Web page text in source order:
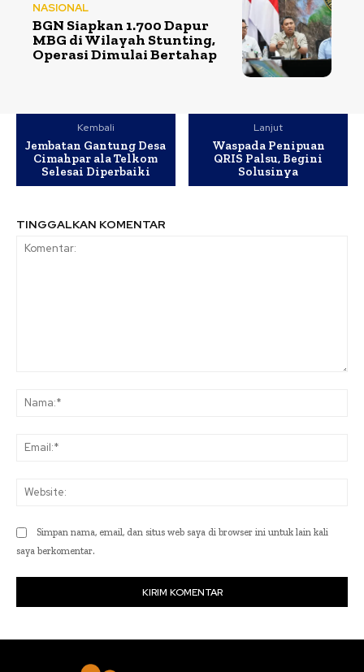
NASIONAL
BGN Siapkan 1.700 Dapur
MBG di Wilayah Stunting,
Operasi Dimulai Bertahap
Kembali
Jembatan Gantung Desa
Cimahpar ala Telkom
Selesai Diperbaiki
Lanjut
Waspada Penipuan
QRIS Palsu, Begini
Solusinya
TINGGALKAN KOMENTAR
Simpan nama, email, dan situs web saya di browser ini untuk lain kali
saya berkomentar.